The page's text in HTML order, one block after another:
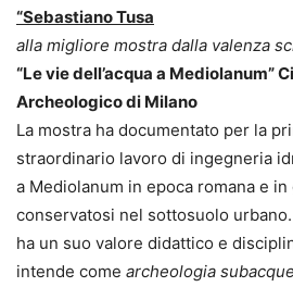
“Sebastiano Tusa
alla migliore mostra dalla valenza
“Le vie dell’acqua a Mediolanum”
Archeologico di Milano
La mostra ha documentato per la
straordinario lavoro di ingegneria
a Mediolanum in epoca romana e
conservatosi nel sottosuolo
ha un suo valore didattico e
intende come archeologia